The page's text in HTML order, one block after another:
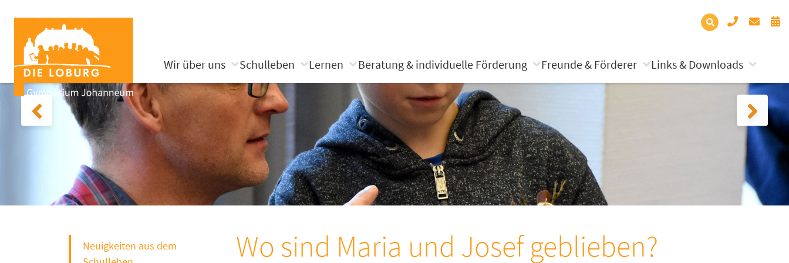
Wir über uns Schulleben Lernen Beratung & individuelle Förderung Freunde & Förderer Links & Downloads
Neuigkeiten aus dem
Wo sind Maria und Josef geblieben?